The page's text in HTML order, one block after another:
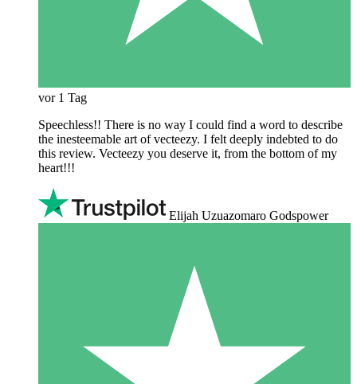
vor 1 Tag
Speechless!! There is no way I could find a word to describe
the inesteemable art of vecteezy. I felt deeply indebted to do
this review. Vecteezy you deserve it, from the bottom of my
heart!!!
Elijah Uzuazomaro Godspower